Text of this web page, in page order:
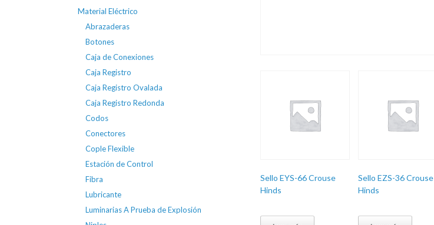
Sello EYS-66 Crouse
Hinds
Sello EZS-36 Crouse
Hinds
Material Eléctrico
Abrazaderas
Botones
Caja de Conexiones
Caja Registro
Caja Registro Ovalada
Caja Registro Redonda
Codos
Conectores
Cople Flexible
Estación de Control
Fibra
Lubricante
Luminarias A Prueba de Explosión